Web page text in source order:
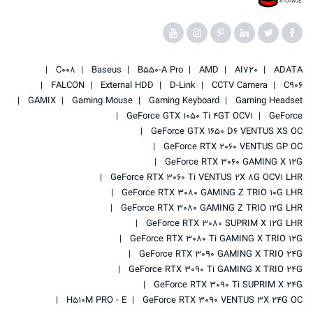
ADATA
AI720
AMD
B550-A Pro
Baseus
C008
C906
CCTV Camera
D-Link
External HDD
FALCON
Gaming Headset
Gaming Keyboard
Gaming Mouse
GAMIX
GeForce
GeForce GTX 1050 Ti 4GT OCV1
GeForce GTX 1650 D6 VENTUS XS OC
GeForce RTX 2060 VENTUS GP OC
GeForce RTX 3060 GAMING X 12G
GeForce RTX 3060 Ti VENTUS 2X 8G OCV1 LHR
GeForce RTX 3080 GAMING Z TRIO 10G LHR
GeForce RTX 3080 GAMING Z TRIO 12G LHR
GeForce RTX 3080 SUPRIM X 12G LHR
GeForce RTX 3080 Ti GAMING X TRIO 12G
GeForce RTX 3090 GAMING X TRIO 24G
GeForce RTX 3090 Ti GAMING X TRIO 24G
GeForce RTX 3090 Ti SUPRIM X 24G
GeForce RTX 3090 VENTUS 3X 24G OC
H510M PRO - E